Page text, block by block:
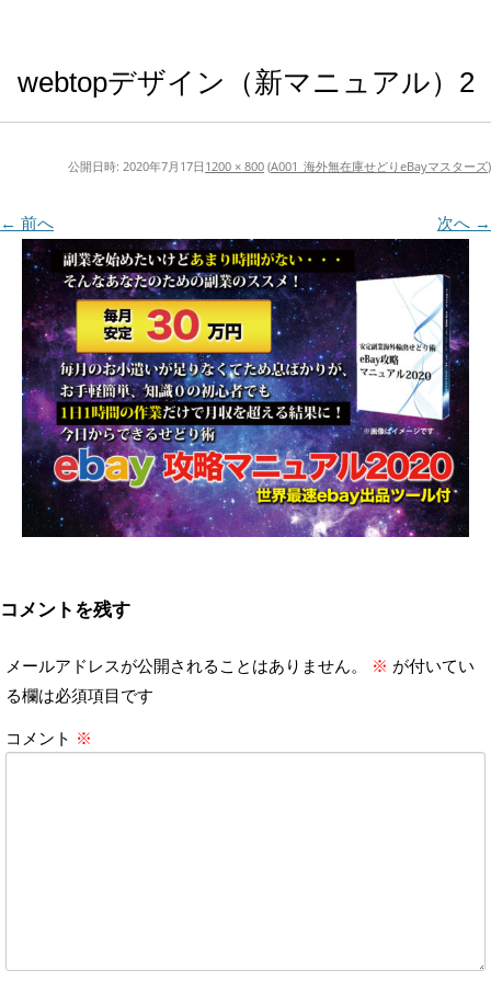
webtopデザイン（新マニュアル）2
公開日時: 2020年7月17日 1200 × 800 (A001_海外無在庫せどりeBayマスターズ)
← 前へ 次へ →
コメントを残す
メールアドレスが公開されることはありません。 ※ が付いてい
る欄は必須項目です
コメント ※